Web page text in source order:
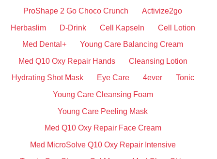
ProShape 2 Go Choco Crunch Activize2go
Herbaslim D-Drink Cell Kapseln Cell Lotion
Med Dental+ Young Care Balancing Cream
Med Q10 Oxy Repair Hands Cleansing Lotion
Hydrating Shot Mask Eye Care 4ever Tonic
Young Care Cleansing Foam
Young Care Peeling Mask
Med Q10 Oxy Repair Face Cream
Med MicroSolve Q10 Oxy Repair Intensive